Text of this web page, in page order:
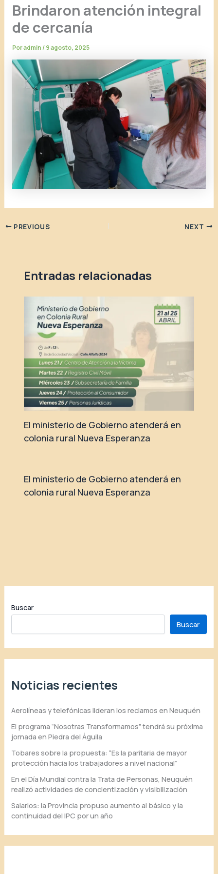
Brindaron atención integral
de cercanía
Poradmin/9 agosto, 2025
PREVIOUS NEXT
Entradas relacionadas
El ministerio de Gobierno atenderá en
colonia rural Nueva Esperanza
El ministerio de Gobierno atenderá en
colonia rural Nueva Esperanza
Buscar
Buscar
Noticias recientes
Aerolíneas y telefónicas lideran los reclamos en Neuquén
El programa “Nosotras Transformamos” tendrá su próxima
jornada en Piedra del Águila
Tobares sobre la propuesta: “Es la paritaria de mayor
protección hacia los trabajadores a nivel nacional”
En el Día Mundial contra la Trata de Personas, Neuquén
realizó actividades de concientización y visibilización
Salarios: la Provincia propuso aumento al básico y la
continuidad del IPC por un año